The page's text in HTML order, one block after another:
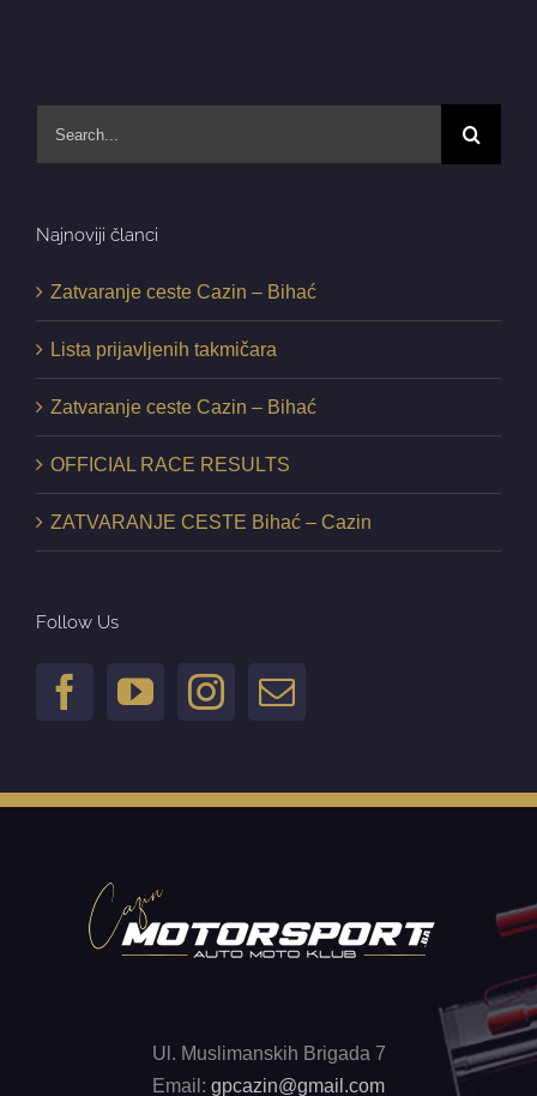
Najnoviji članci
Zatvaranje ceste Cazin – Bihać
Lista prijavljenih takmičara
Zatvaranje ceste Cazin – Bihać
OFFICIAL RACE RESULTS
ZATVARANJE CESTE Bihać – Cazin
Follow Us
Ul. Muslimanskih Brigada 7
Email: gpcazin@gmail.com